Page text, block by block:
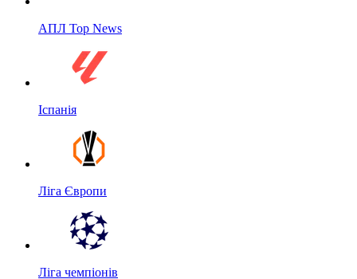
АПЛ Top News
Іспанія
Ліга Європи
Ліга чемпіонів